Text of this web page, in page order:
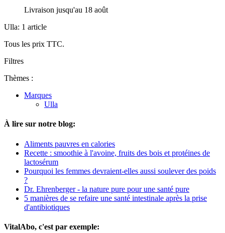
Livraison jusqu'au 18 août
Ulla: 1 article
Tous les prix TTC.
Filtres
Thèmes :
Marques
Ulla
À lire sur notre blog:
Aliments pauvres en calories
Recette : smoothie à l'avoine, fruits des bois et protéines de
lactosérum
Pourquoi les femmes devraient-elles aussi soulever des poids
?
Dr. Ehrenberger - la nature pure pour une santé pure
5 manières de se refaire une santé intestinale après la prise
d'antibiotiques
VitalAbo, c'est par exemple: